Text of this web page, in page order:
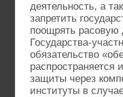
деятельность, а
запретить
поощрять расовую
Государства-
обязательство
защиты через
институты в